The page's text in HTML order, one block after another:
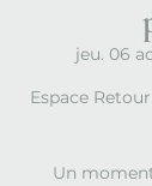
jeu. 06
Espace
Un